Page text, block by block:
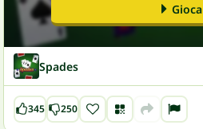
Gioca
Spades
345 250